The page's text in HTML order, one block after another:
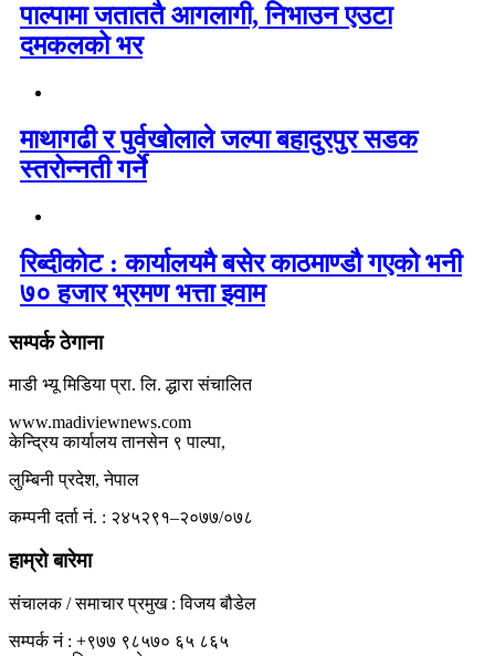
पाल्पामा जताततै आगलागी, निभाउन एउटा
दमकलको भर
माथागढी र पुर्वखोलाले जल्पा बहादुरपुर सडक
स्तरोन्नती गर्ने
रिब्दीकोट : कार्यालयमै बसेर काठमाण्डौ गएको भनी
७० हजार भ्रमण भत्ता झ्वाम
सम्पर्क ठेगाना
माडी भ्यू मिडिया प्रा. लि. द्धारा संचालित
www.madiviewnews.com
केन्द्रिय कार्यालय तानसेन ९ पाल्पा,
लुम्बिनी प्रदेश, नेपाल
कम्पनी दर्ता नं. : २४५२९१–२०७७/०७८
हाम्रो बारेमा
संचालक / समाचार प्रमुख : विजय बौडेल
सम्पर्क नं : +९७७ ९८५७० ६५ ८६५